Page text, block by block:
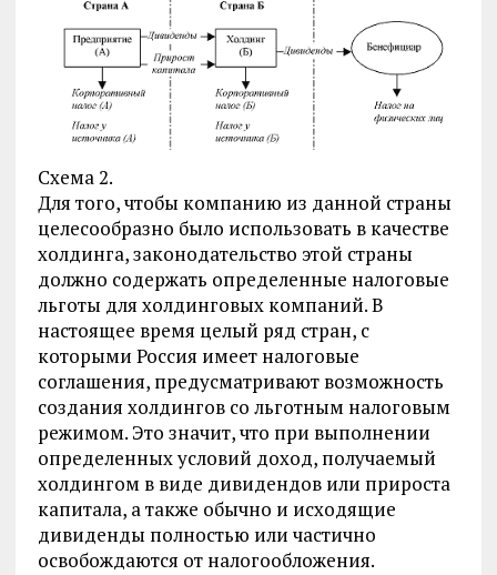
Схема 2.
Для того, чтобы компанию из данной страны
целесообразно было использовать в качестве
холдинга, законодательство этой страны
должно содержать определенные налоговые
льготы для холдинговых компаний. В
настоящее время целый ряд стран, с
которыми Россия имеет налоговые
соглашения, предусматривают возможность
создания холдингов со льготным налоговым
режимом. Это значит, что при выполнении
определенных условий доход, получаемый
холдингом в виде дивидендов или прироста
капитала, а также обычно и исходящие
дивиденды полностью или частично
освобождаются от налогообложения.